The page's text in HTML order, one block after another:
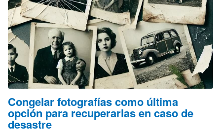
Congelar fotografías como última
opción para recuperarlas en caso de
desastre